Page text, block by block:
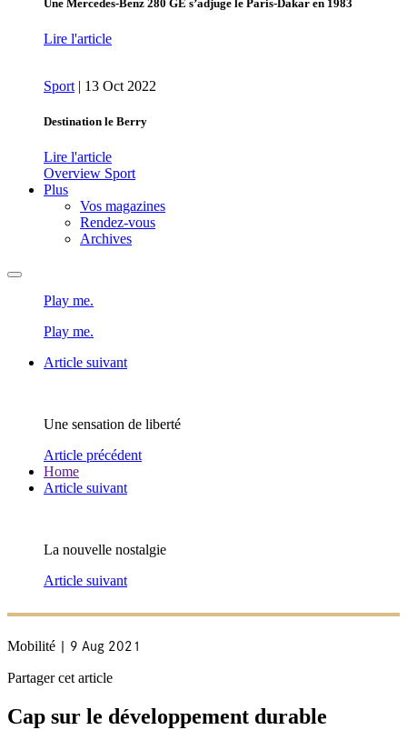
Une Mercedes-Benz 280 GE s’adjuge le Paris-Dakar en 1983
Lire l'article
Sport | 13 Oct 2022
Destination le Berry
Lire l'article
Overview Sport
Plus
Vos magazines
Rendez-vous
Archives
Play me.
Play me.
Article suivant
Une sensation de liberté
Article précédent
Home
Article suivant
La nouvelle nostalgie
Article suivant
Mobilité | 9 Aug 2021
Partager cet article
Cap sur le développement durable